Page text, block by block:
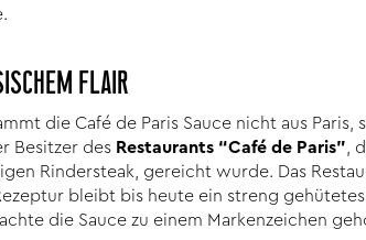
FLAIR
die Café de Paris Sauce nicht aus Paris,
Besitzer des Restaurants “Café de Paris” ,
Rindersteak, gereicht wurde. Das
bleibt bis heute ein streng gehütetes
die Sauce zu einem Markenzeichen